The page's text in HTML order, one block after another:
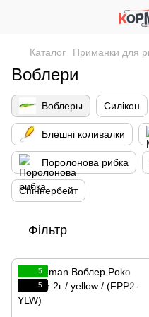
Каталог Приманки для
Воблери
Воблеры Силікон
Блешні коливалки
Поролонова рибка
Спіннербейт
Фільтр
5
5